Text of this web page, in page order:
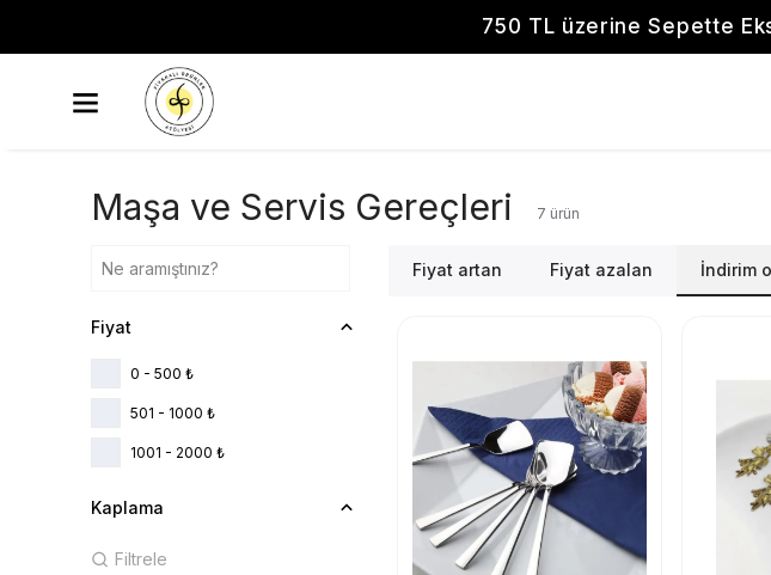
750 TL üzerine Sepette
Maşa ve Servis Gereçleri 7 ürün
Fiyat artan Fiyat azalan İndirim
Fiyat
0 - 500 ₺
501 - 1000 ₺
1001 - 2000 ₺
Kaplama